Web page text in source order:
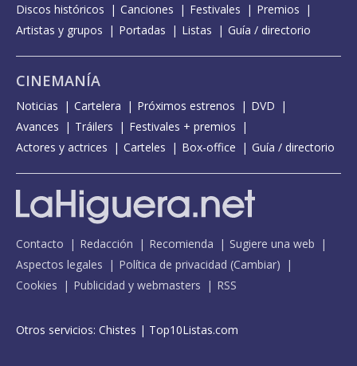
Discos históricos
Canciones Festivales
Premios
Artistas y grupos
Portadas Listas Guía / directorio
CINEMANÍA
Noticias Cartelera Próximos estrenos
DVD
Avances
Tráilers
Festivales + premios
Actores y actrices
Carteles Box-office Guía / directorio
Contacto Redacción Recomienda
Sugiere una web
Aspectos legales
Política de privacidad (Cambiar)
Cookies
Publicidad y webmasters RSS
Otros servicios: Chistes | Top10Listas.com